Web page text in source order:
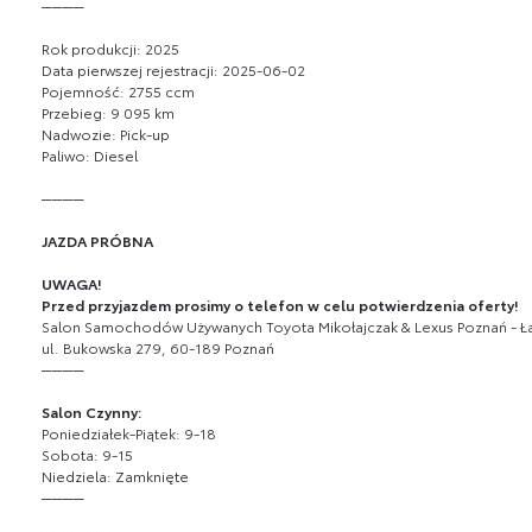
────
Rok produkcji: 2025
Data pierwszej rejestracji: 2025-06-02
Pojemność: 2755 ccm
Przebieg: 9 095 km
Nadwozie: Pick-up
Paliwo: Diesel
────
JAZDA PRÓBNA
UWAGA!
Przed przyjazdem prosimy o telefon w celu potwierdzenia oferty!
Salon Samochodów Używanych Toyota Mikołajczak & Lexus Poznań -
ul. Bukowska 279, 60-189 Poznań
────
Salon Czynny:
Poniedziałek-Piątek: 9-18
Sobota: 9-15
Niedziela: Zamknięte
────